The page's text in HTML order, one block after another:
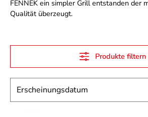
FENNEK ein simpler Grill entstanden der
Qualität überzeugt.
Produkte filtern